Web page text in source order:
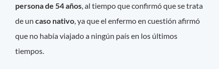
persona de 54 años , al tiempo que confirmó que se trata
de uncaso nativo , ya que el enfermo en cuestión afirmó
que no había viajado a ningún país en los últimos
tiempos.